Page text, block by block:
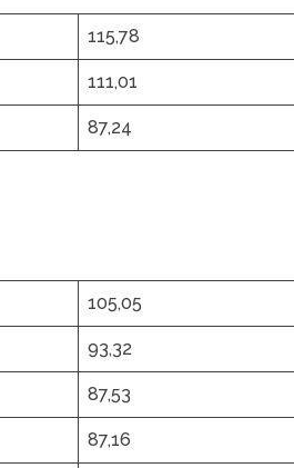
115,78
111,01
87,24
105,05
93,32
87,53
87,16